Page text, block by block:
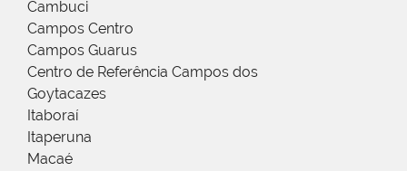
Cambuci
Campos Centro
Campos Guarus
Centro de Referência Campos dos
Goytacazes
Itaboraí
Itaperuna
Macaé